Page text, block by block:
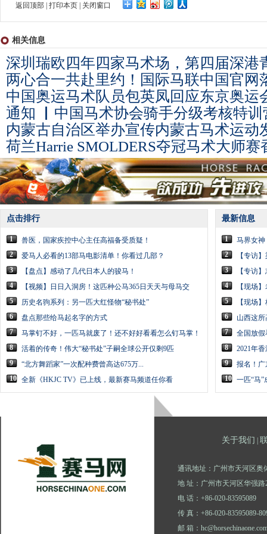
返回顶部 | 打印本页 | 关闭窗口
相关信息
深圳瑞欧四年四家马术场，第四届深
两心合一共赴里约！国际马联中国官网
中国奥运马术队员包英凤回应东京奥运
通知 ▏中国马术协会骑手分级考核特训
内蒙古自治区举办宣传内蒙古马术运动
荷兰Harrie SMOLDERS夺冠马术大师
点击排行
1
兽医，国家疾控中心主任高福备受质疑！
2
爱马人必看的13部马电影清单！你看过几部？
3
【盘点】感动了几代日本人的骏马！
4
【视频】日日入洞房！这匹种公马365日天天与母马交
5
历史名驹系列：另一匹大红怪物“秘书处”
6
盘点那些给马起名字的方式
7
马掌钉不好，一匹马就废了！还不好好看看怎么钉马掌！
8
活着的传奇！伟大“秘书处”子嗣全球公开仅剩9匹
9
“北方舞蹈家”一次配种费曾高达675万...
10 全新《HKJC TV》已上线，最新赛马频道任你看
最新信息
1
马界女神
2
【专访
3
【专访
4
【现场
5
【现场
6
山西这
7
全国放假
8
2021年
9
报名！广
10 一匹“马
关于我们 |
通讯地址：广州市天河区奥
地 址：广州市天河区华强路
电 话：+86-020-83595089
传 真：+86-020-83595089-
邮 箱：